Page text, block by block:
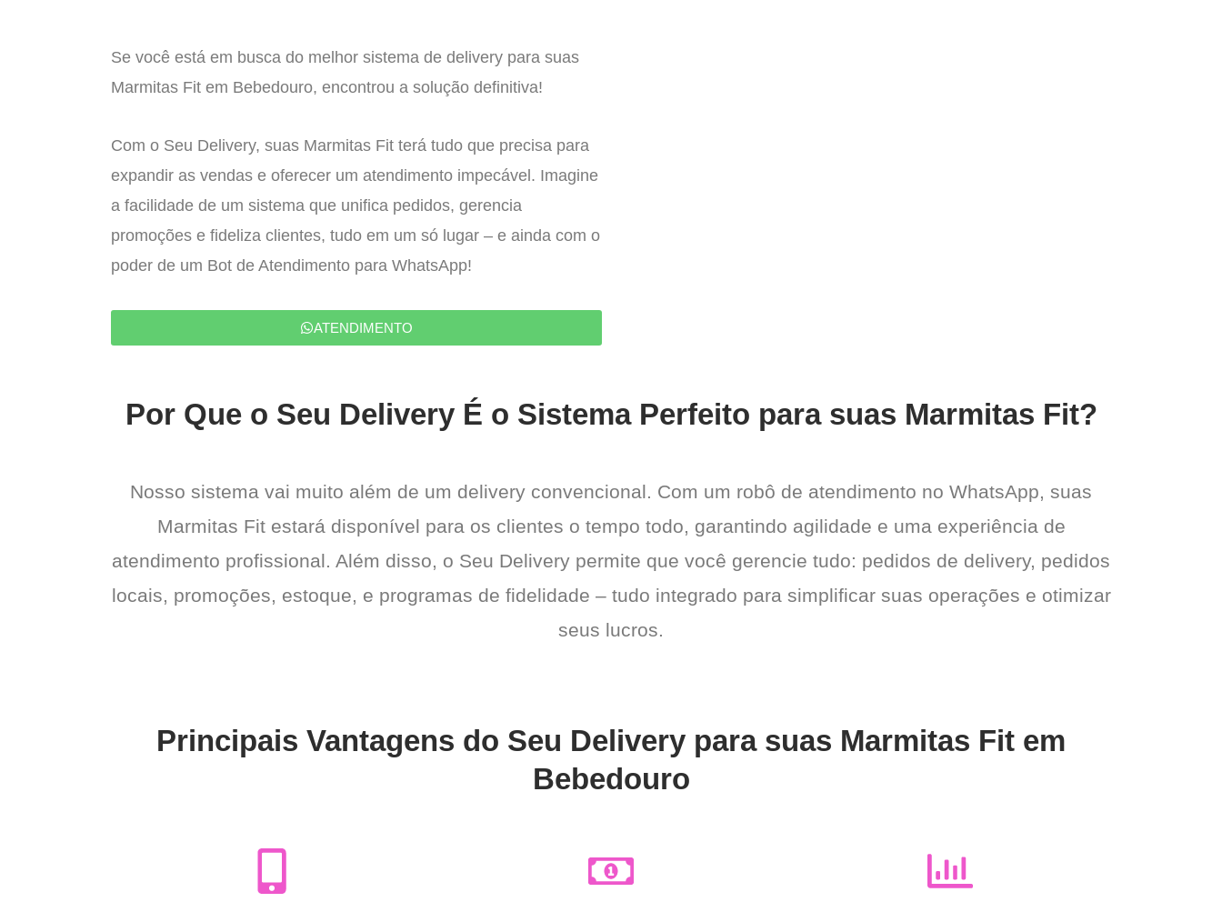
Se você está em busca do melhor sistema de delivery para suas
Marmitas Fit em Bebedouro, encontrou a solução definitiva!
Com o Seu Delivery, suas Marmitas Fit terá tudo que precisa para
expandir as vendas e oferecer um atendimento impecável. Imagine
a facilidade de um sistema que unifica pedidos, gerencia
promoções e fideliza clientes, tudo em um só lugar – e ainda com o
poder de um Bot de Atendimento para WhatsApp!
ATENDIMENTO
Por Que o Seu Delivery É o Sistema Perfeito para suas Marmitas Fit?
Nosso sistema vai muito além de um delivery convencional. Com um robô de atendimento no WhatsApp, suas
Marmitas Fit estará disponível para os clientes o tempo todo, garantindo agilidade e uma experiência de
atendimento profissional. Além disso, o Seu Delivery permite que você gerencie tudo: pedidos de delivery, pedidos
locais, promoções, estoque, e programas de fidelidade – tudo integrado para simplificar suas operações e otimizar
seus lucros.
Principais Vantagens do Seu Delivery para suas Marmitas Fit em
Bebedouro